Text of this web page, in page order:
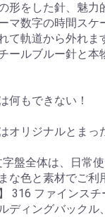
形をした針、魅力
マ数字の時間スケ
て軌道から外れま
ールブルー針と本
何もできない！
オリジナルとまっ
盤全体は、日常
な色と素材でご利
316 ファインス
ディングバックル